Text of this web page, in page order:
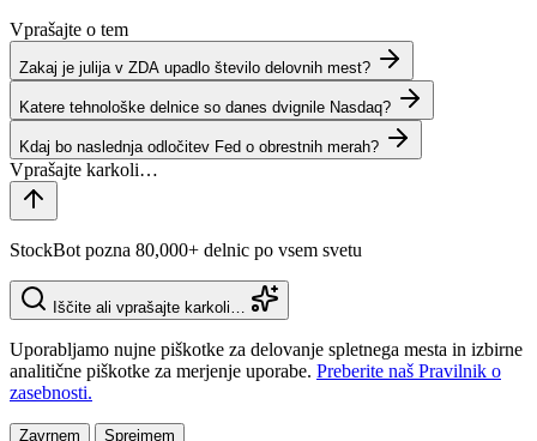
Vprašajte o tem
Zakaj je julija v ZDA upadlo število delovnih mest?
Katere tehnološke delnice so danes dvignile Nasdaq?
Kdaj bo naslednja odločitev Fed o obrestnih merah?
StockBot pozna 80,000+ delnic po vsem svetu
Iščite ali vprašajte karkoli…
Uporabljamo nujne piškotke za delovanje spletnega mesta in izbirne
analitične piškotke za merjenje uporabe. Preberite naš Pravilnik o
zasebnosti.
Zavrnem Sprejmem